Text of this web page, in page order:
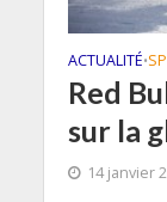
ACTUALITÉ•
Red
sur la
14 janvier